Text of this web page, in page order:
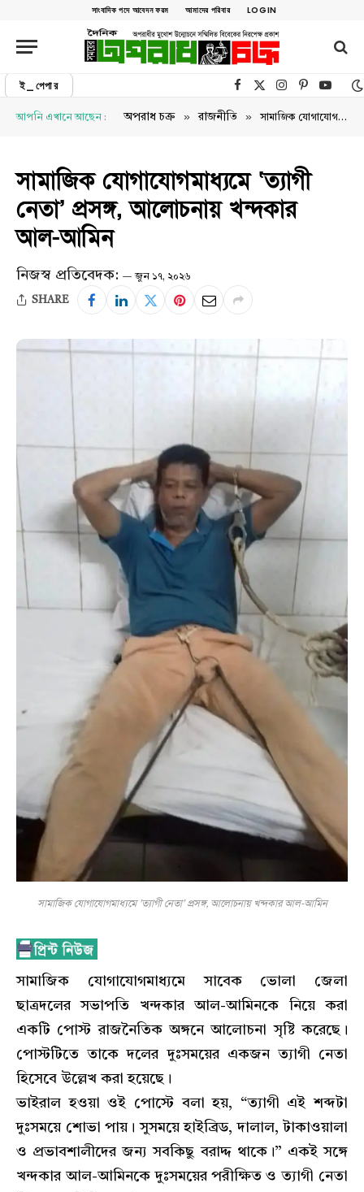
সাংবাদিক পদে আবেদন ফরম আমাদের পরিবার LOGIN
ই_পেপার Facebook
X (Twitter)Instagram
Pinterest
আপনি এখানে আছেন : অপরাধ চক্র » রাজনীতি » সামাজিক যোগাযোগমাধ্যমে ‘ত্যাগী নেতা’ প্রসঙ্গ, আলোচনায় খন্দকার আল-আমিন
সামাজিক যোগাযোগমাধ্যমে ‘ত্যাগী
নেতা’ প্রসঙ্গ, আলোচনায় খন্দকার
আল-আমিন
নিজস্ব প্রতিবেদক: জুন ১৭, ২০২৬
SHARE
সামাজিক যোগাযোগমাধ্যমে ‘ত্যাগী নেতা’ প্রসঙ্গ, আলোচনায় খন্দকার আল-আমিন
সামাজিক যোগাযোগমাধ্যমে সাবেক ভোলা জেলা
ছাত্রদলের সভাপতি খন্দকার আল-আমিনকে নিয়ে করা
একটি পোস্ট রাজনৈতিক অঙ্গনে আলোচনা সৃষ্টি করেছে।
পোস্টটিতে তাকে দলের দুঃসময়ের একজন ত্যাগী নেতা
হিসেবে উল্লেখ করা হয়েছে।
ভাইরাল হওয়া ওই পোস্টে বলা হয়, “ত্যাগী এই শব্দটা
দুঃসময়ে শোভা পায়। সুসময়ে হাইব্রিড, দালাল, টাকাওয়ালা
ও প্রভাবশালীদের জন্য সবকিছু বরাদ্দ থাকে।” একই সঙ্গে
খন্দকার আল-আমিনকে দুঃসময়ের পরীক্ষিত ও ত্যাগী নেতা